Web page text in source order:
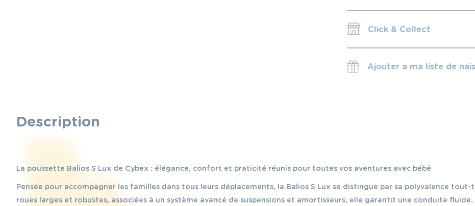
Click & Collect
Ajouter a ma liste de
Description
La poussette Balios S Lux de Cybex : élégance, confort et praticité réunis pour toutes vos aventures avec bébé
Pensée pour accompagner les familles dans tous leurs déplacements, la Balios S Lux se distingue par sa polyvalence
roues larges et robustes, associées à un système avancé de suspensions et amortisseurs, elle garantit une conduite fluide,